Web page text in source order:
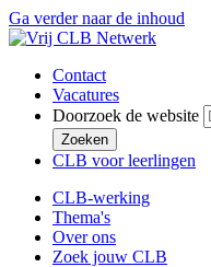
Ga verder naar de inhoud
Contact
Vacatures
Doorzoek de website
Zoeken
CLB voor leerlingen
CLB-werking
Thema's
Over ons
Zoek jouw CLB